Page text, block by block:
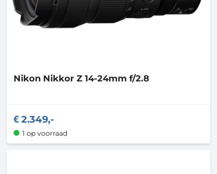
Nikon Nikkor Z 14-24mm f/2.8
2.349,-
1 op voorraad